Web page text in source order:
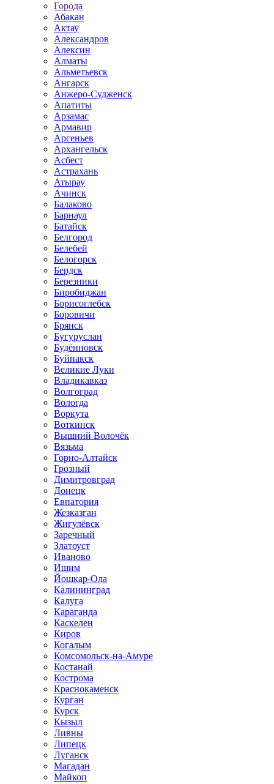
Города
Абакан
Актау
Александров
Алексин
Алматы
Альметьевск
Ангарск
Анжеро-Судженск
Апатиты
Арзамас
Армавир
Арсеньев
Архангельск
Асбест
Астрахань
Атырау
Ачинск
Балаково
Барнаул
Батайск
Белгород
Белебей
Белогорск
Бердск
Березники
Биробиджан
Борисоглебск
Боровичи
Брянск
Бугуруслан
Будённовск
Буйнакск
Великие Луки
Владикавказ
Волгоград
Вологда
Воркута
Воткинск
Вышний Волочёк
Вязьма
Горно-Алтайск
Грозный
Димитровград
Донецк
Евпатория
Жезказган
Жигулёвск
Заречный
Златоуст
Иваново
Ишим
Йошкар-Ола
Калининград
Калуга
Караганда
Каскелен
Киров
Когалым
Комсомольск-на-Амуре
Костанай
Кострома
Краснокаменск
Курган
Курск
Кызыл
Ливны
Липецк
Луганск
Магадан
Майкоп